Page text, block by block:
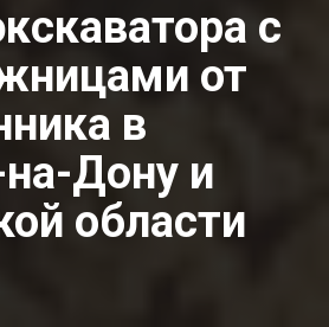
с
от
в
Дону и
области